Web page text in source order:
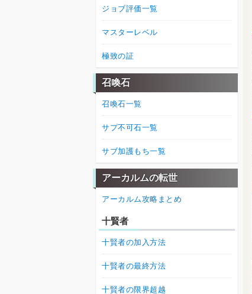
ジョブ評価一覧
マスターレベル
極致の証
召喚石
召喚石一覧
サプ不可石一覧
サブ加護もち一覧
アーカルムの転世
アーカルム攻略まとめ
十賢者
十賢者の加入方法
十賢者の最終方法
十賢者の限界超越